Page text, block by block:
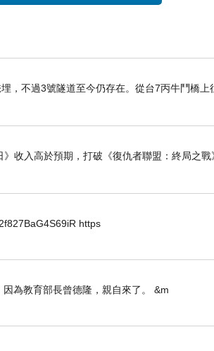
，不過3號隧道至今仍存在。從台7丙牛鬥橋上
收入高於預期，打破《復仇者聯盟：終局之戰
https
為教育部長曾德隆，親自來了。 &m